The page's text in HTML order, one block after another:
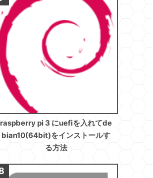
raspberry pi 3 にuefiを入れてde
bian10(64bit)をインストールす
る方法